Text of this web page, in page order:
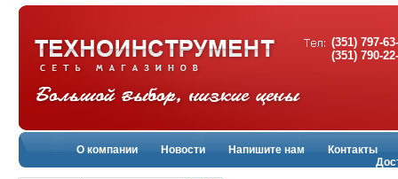
О компании Новости Напишите нам
Контакты
(351) 797-
(351) 790-